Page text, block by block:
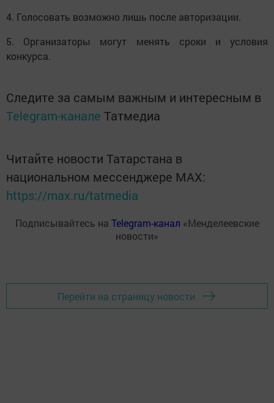
4. Голосовать возможно лишь после авторизации.
5. Организаторы могут менять сроки и условия
конкурса.
Следите за самым важным и интересным в
Telegram-канале Татмедиа
Читайте новости Татарстана в
национальном мессенджере MАХ:
https://max.ru/tatmedia
Подписывайтесь на Telegram-канал «Менделеевские
новости»
Перейти на страницу новости